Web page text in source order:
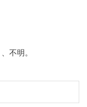
不明。